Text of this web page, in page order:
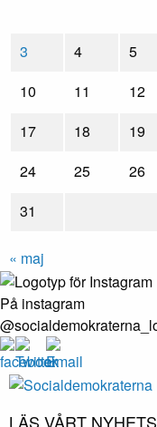
3
4 5
10
11 12
17
18 19
24
25 26
31
« maj
På instagram
LÄS VÅRT